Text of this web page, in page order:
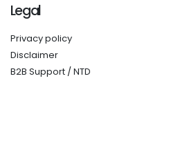
Legal
Privacy policy
Disclaimer
B2B Support / NTD